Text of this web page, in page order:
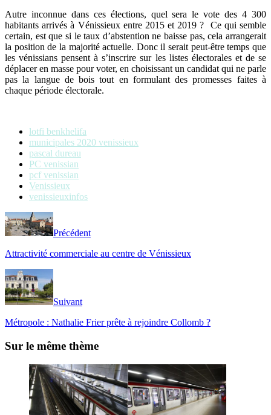
Autre inconnue dans ces élections, quel sera le vote des 4 300
habitants arrivés à Vénissieux entre 2015 et 2019 ? Ce qui semble
certain, est que si le taux d’abstention ne baisse pas, cela arrangerait
la position de la majorité actuelle. Donc il serait peut-être temps que
les vénissians pensent à s’inscrire sur les listes électorales et de se
déplacer en masse pour voter, en choisissant un candidat qui ne parle
pas la langue de bois tout en formulant des promesses faites à
chaque période électorale.
lotfi benkhelifa
municipales 2020 venissieux
pascal dureau
PC venissian
pcf venissian
Venissieux
venissieuxinfos
Précédent
Attractivité commerciale au centre de Vénissieux
Suivant
Métropole : Nathalie Frier prête à rejoindre Collomb ?
Sur le même thème